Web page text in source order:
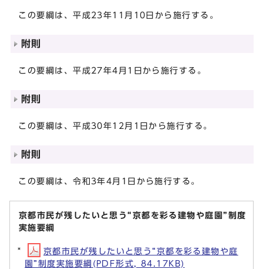
この要綱は、平成23年11月10日から施行する。
附則
この要綱は、平成27年4月1日から施行する。
附則
この要綱は、平成30年12月1日から施行する。
附則
この要綱は、令和3年4月1日から施行する。
京都市民が残したいと思う“京都を彩る建物や庭園”制度
実施要綱
京都市民が残したいと思う“京都を彩る建物や庭
園”制度実施要綱(PDF形式, 84.17KB)